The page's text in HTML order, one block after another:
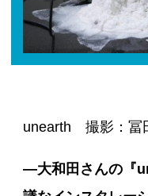
unearth 撮影：冨
―大和田さんの『